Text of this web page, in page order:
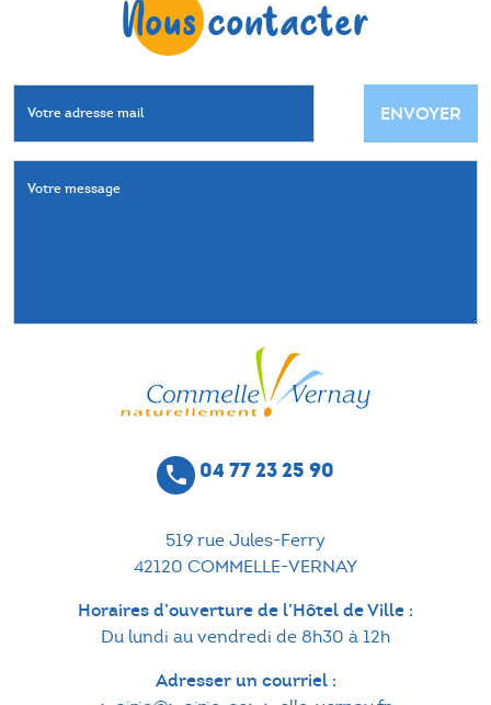
Nous contacter
Votre adresse mail ENVOYER
Votre message
phone 04 77 23 25 90
519 rue Jules-Ferry
42120 COMMELLE-VERNAY
Horaires d’ouverture de l’Hôtel de Ville :
Du lundi au vendredi de 8h30 à 12h
Adresser un courriel :